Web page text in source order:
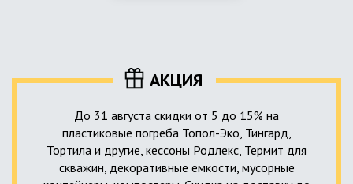
от исполнения.
АКЦИЯ
До 31 августа скидки от 5 до 15% на
пластиковые погреба Топол-Эко, Тингард,
Тортила и другие, кессоны Родлекс, Термит для
скважин, декоративные емкости, мусорные